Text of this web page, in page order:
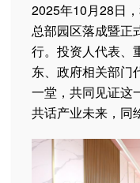
2025年10月28日
总部园区落成暨正
行。投资人代表、
东、政府相关部门
一堂，共同见证这
共话产业未来，同